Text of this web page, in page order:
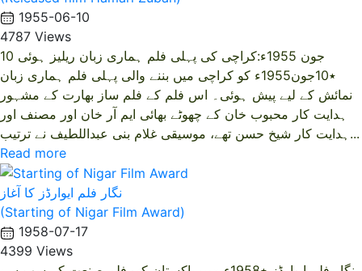
1955-06-10
4787 Views
10 جون 1955ء:کراچی کی پہلی فلم ہماری زبان ریلیز ہوئی
٭10جون1955ء کو کراچی میں بننے والی پہلی فلم ہماری زبان
نمائش کے لیے پیش ہوئی۔ اس فلم کے فلم ساز بھارت کے مشہور
ہدایت کار محبوب خان کے چھوٹے بھائی ایم آر خان اور مصنف اور
ہدایت کار شیخ حسن تھے، موسیقی غلام بنی عبداللطیف نے ترتیب...
Read more
نگار فلم ایوارڈز کا آغاز
(Starting of Nigar Film Award)
1958-07-17
4399 Views